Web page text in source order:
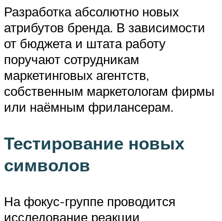
Разработка абсолютно новых
атрибутов бренда. В зависимости
от бюджета и штата работу
поручают сотрудникам
маркетинговых агентств,
собственным маркетологам фирмы
или наёмным фрилансерам.
Тестирование новых
символов
На фокус-группе проводится
исследование реакции